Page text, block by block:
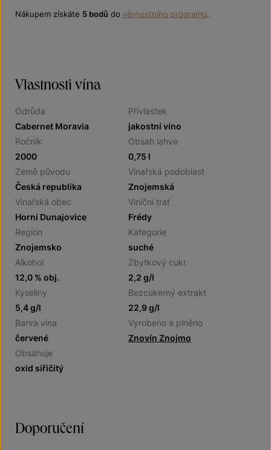
Nákupem získáte 5 bodů do věrnostního programu.
Vlastnosti vína
Odrůda
Cabernet Moravia
Přívlastek
jakostní víno
Ročník
2000
Obsah lahve
0,75 l
Země původu
Česká republika
Vinařská podoblast
Znojemská
Vinařská obec
Horní Dunajovice
Viniční trať
Frédy
Region
Znojemsko
Kategorie
suché
Alkohol
12,0 % obj.
Zbytkový cukr
2,2 g/l
Kyseliny
5,4 g/l
Bezcukerný extrakt
22,9 g/l
Barva vína
červené
Vyrobeno a plněno
Znovín Znojmo
Obsahuje
oxid siřičitý
Doporučení